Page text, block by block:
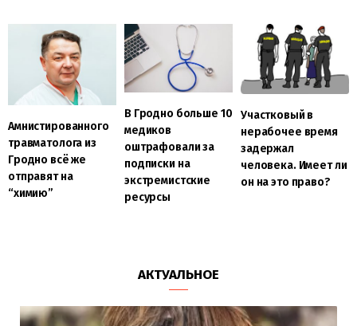
Амнистированного
травматолога из
Гродно всё же
отправят на
“химию”
В Гродно больше 10
медиков
оштрафовали за
подписки на
экстремистские
ресурсы
Участковый в
нерабочее время
задержал
человека. Имеет ли
он на это право?
АКТУАЛЬНОЕ